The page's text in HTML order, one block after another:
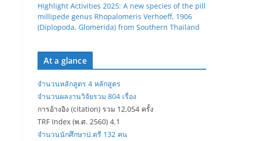
Highlight Activities 2025: A new species of the pill
millipede genus Rhopalomeris Verhoeff, 1906
(Diplopoda, Glomerida) from Southern Thailand
At a glance
จำนวนหลักสูตร 4 หลักสูตร
จำนวนผลงานวิจัยรวม 804 เรื่อง
การอ้างอิง (citation) รวม 12,054 ครั้ง
TRF Index (พ.ศ. 2560) 4.1
จำนวนนักศึกษาป.ตรี 132 คน